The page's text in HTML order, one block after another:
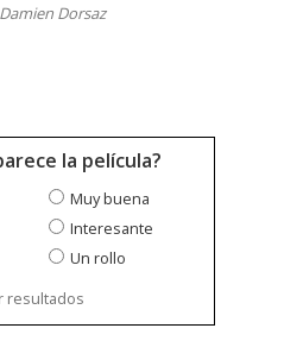
Damien Dorsaz
la película?
Muy buena
Interesante
Un rollo
resultados